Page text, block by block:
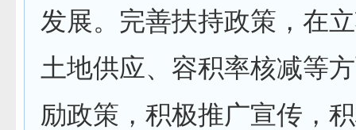
发展。完善扶持政策，在
土地供应、容积率核减等
励政策，积极推广宣传，